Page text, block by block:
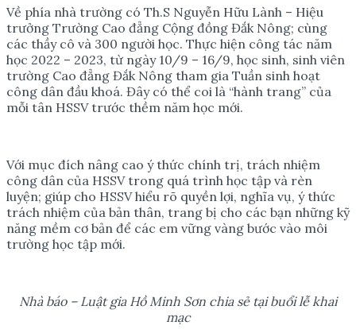
Về phía nhà trường có Th.S Nguyễn Hữu Lành – Hiệu
trưởng Trường Cao đẳng Cộng đồng Đắk Nông; cùng
các thầy cô và 300 người học. Thực hiện công tác năm
học 2022 – 2023, từ ngày 10/9 – 16/9, học sinh, sinh viên
trường Cao đẳng Đắk Nông tham gia Tuần sinh hoạt
công dân đầu khoá. Đây có thể coi là “hành trang” của
mỗi tân HSSV trước thềm năm học mới.
Với mục đích nâng cao ý thức chính trị, trách nhiệm
công dân của HSSV trong quá trình học tập và rèn
luyện; giúp cho HSSV hiểu rõ quyền lợi, nghĩa vụ, ý thức
trách nhiệm của bản thân, trang bị cho các bạn những kỹ
năng mềm cơ bản để các em vững vàng bước vào môi
trường học tập mới.
Nhà báo – Luật gia Hồ Minh Sơn chia sẻ tại buổi lễ khai
mạc